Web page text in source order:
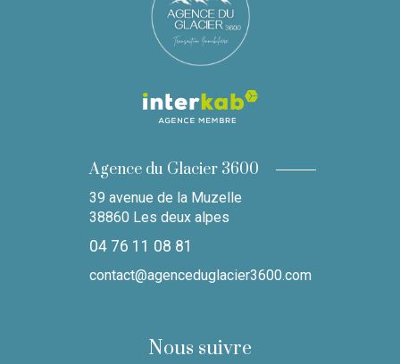
Agence du Glacier 3600
39 avenue de la Muzelle
38860 Les deux alpes
04 76 11 08 81
contact@agenceduglacier3600.com
Nous suivre